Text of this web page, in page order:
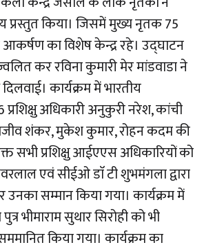
प्रस्तुत किया। जिसमें मुख्य नृतक 75
आकर्षण का विशेष केन्द्र रहे। उद्घाटन
कर रविना कुमारी मेर मांडवाडा ने
कार्यक्रम में भारतीय
अधिकारी अनुकुरी नरेश, कांची
शंकर, मुकेश कुमार, रोहन कदम की
सभी प्रशिक्षु आईएएस अधिकारियों को
एवं सीईओ डाॅ टी शुभमंगला द्वारा
उनका सम्मान किया गया। कार्यक्रम में
भीमाराम सुथार सिरोही को भी
किया गया। कार्यक्रम का